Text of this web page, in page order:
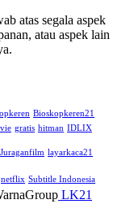
atas segala aspek
atau aspek lain
Bioskopkeren21
gratis hitman IDLIX
Juraganfilm layarkaca21
netflix Subtitle Indonesia
LK21